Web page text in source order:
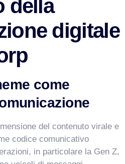
della
digitale
come
del contenuto virale e
codice comunicativo
in particolare la Gen Z,